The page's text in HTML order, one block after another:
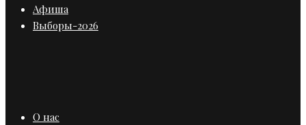
Афиша
Выборы-2026
О нас